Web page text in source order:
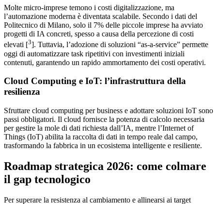
Molte micro-imprese temono i costi digitalizzazione, ma
l’automazione moderna è diventata scalabile. Secondo i dati del
Politecnico di Milano, solo il 7% delle piccole imprese ha avviato
progetti di IA concreti, spesso a causa della percezione di costi
elevati [3]. Tuttavia, l’adozione di soluzioni “as-a-service” permette
oggi di automatizzare task ripetitivi con investimenti iniziali
contenuti, garantendo un rapido ammortamento dei costi operativi.
Cloud Computing e IoT: l’infrastruttura della
resilienza
Sfruttare cloud computing per business e adottare soluzioni IoT sono
passi obbligatori. Il cloud fornisce la potenza di calcolo necessaria
per gestire la mole di dati richiesta dall’IA, mentre l’Internet of
Things (IoT) abilita la raccolta di dati in tempo reale dal campo,
trasformando la fabbrica in un ecosistema intelligente e resiliente.
Roadmap strategica 2026: come colmare
il gap tecnologico
Per superare la resistenza al cambiamento e allinearsi ai target